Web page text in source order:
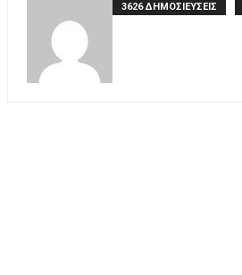
3626 ΔΗΜΟΣΙΕΥΣΕΙΣ